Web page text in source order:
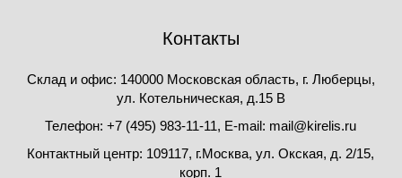
Контакты
Склад и офис: 140000 Московская область, г. Люберцы,
ул. Котельническая, д.15 В
Телефон: +7 (495) 983-11-11, Е-mail: mail@kirelis.ru
Контактный центр: 109117, г.Москва, ул. Окская, д. 2/15,
корп. 1